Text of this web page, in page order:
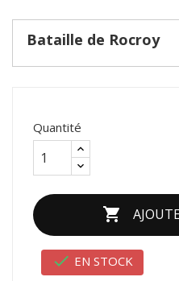
Bataille de Rocroy
Quantité

 EN STOCK